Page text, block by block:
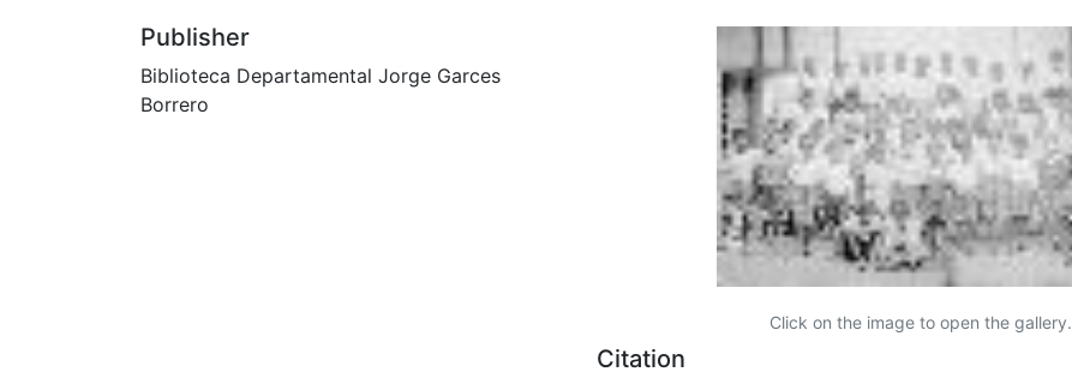
Publisher
Biblioteca Departamental Jorge Garces
Borrero
Click on the image to open the gallery.
Citation